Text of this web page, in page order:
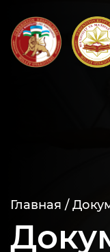
Главная /